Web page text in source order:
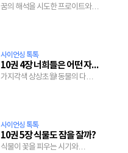
꿈의 해석을 시도한 프로이트와
사이언싱 톡톡
10권 4장 너희들은 어떤 자세로 자니?
가지각색 상상초월! 동물의 다양한
사이언싱 톡톡
10권 5장 식물도 잠을 잘까?
식물이 꽃을 피우는 시기와